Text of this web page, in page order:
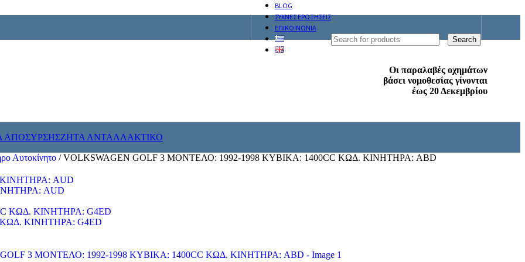
BLOG
ΣΥΧΝΕΣ ΕΡΩΤΗΣΕΙΣ
ΕΠΙΚΟΙΝΩΝΙΑ
Search
Οι παραλαβές οχημάτων
βάσει νομοθεσίας γίνονται
έως 20 Δεκεμβρίου
ΑΠΟΣΥΡΣΗΣΖΗΤΑ ΑΝΤΑΛΛΑΚΤΙΚΟ
Αυτοκίνητο / VOLKSWAGEN GOLF 3 ΜΟΝΤΕΛΟ: 1992-1998 ΚΥΒΙΚΑ: 1400CC ΚΩΔ. ΚΙΝΗΤΗΡΑ: ABD
AUD
ΚΙΝΗΤΗΡΑ: G4ED